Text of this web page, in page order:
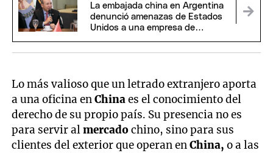
La embajada china en Argentina
denunció amenazas de Estados
Unidos a una empresa de
Lo más valioso que un letrado extranjero aporta
a una oficina enChinaes el conocimiento del
derecho de su propio país. Su presencia no es
para servir almercadochino, sino para sus
clientes del exterior que operan enChina, o a las